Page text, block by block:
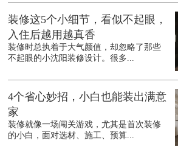
装修这5个小细节，看似不起眼，
入住后越用越真香
装修时总执着于大气颜值，却忽略了那些
不起眼的小沈阳装修设计。很多...
4个省心妙招，小白也能装出满意
家
装修就像一场闯关游戏，尤其是首次装修
的小白，面对选材、施工、预算...